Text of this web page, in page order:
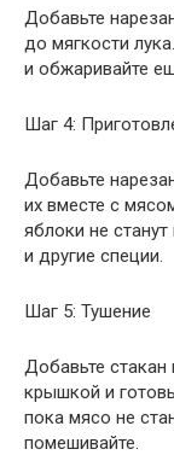
Добавьте
до мягкости
и обжаривайте
Шаг 4:
Добавьте
их вместе с
яблоки не
и другие специи.
Шаг 5: Тушение
Добавьте
крышкой и
пока мясо не
помешивайте.